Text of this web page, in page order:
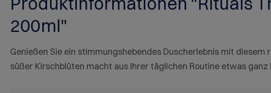
200ml"
Genießen Sie ein stimmungshebendes Duscherlebnis mit
süßer Kirschblüten macht aus Ihrer täglichen Routine etwas ganz